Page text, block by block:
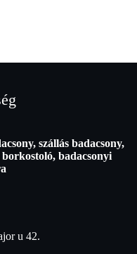
szállás badacsony,
badacsonyi
u 42.